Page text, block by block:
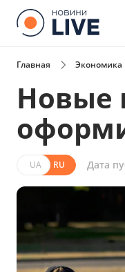
Главная Экономика
Новые
UA RU Дата